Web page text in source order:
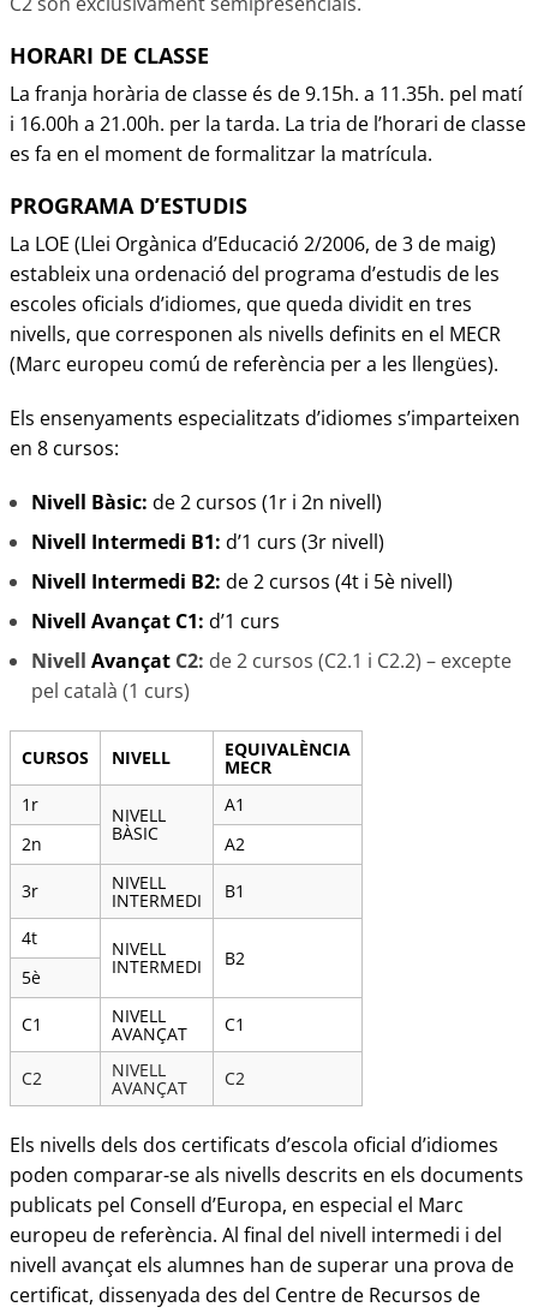
HORARI DE CLASSE
La franja horària de classe és de 9.15h. a 11.35h. pel matí
i 16.00h a 21.00h. per la tarda. La tria de l’horari de classe
es fa en el moment de formalitzar la matrícula.
PROGRAMA D’ESTUDIS
La LOE (Llei Orgànica d’Educació 2/2006, de 3 de maig)
estableix una ordenació del programa d’estudis de les
escoles oficials d’idiomes, que queda dividit en tres
nivells, que corresponen als nivells definits en el MECR
(Marc europeu comú de referència per a les llengües).
Els ensenyaments especialitzats d’idiomes s’imparteixen
en 8 cursos:
Nivell Bàsic: de 2 cursos (1r i 2n nivell)
Nivell Intermedi B1: d’1 curs (3r nivell)
Nivell Intermedi B2: de 2 cursos (4t i 5è nivell)
Nivell Avançat C1: d’1 curs
Nivell Avançat C2: de 2 cursos (C2.1 i C2.2) – excepte
pel català (1 curs)
CURSOS NIVELL EQUIVALÈNCIA
MECR
1r
NIVELL
BÀSIC
A1
2n
A2
3r NIVELL
INTERMEDI B1
4t NIVELL
INTERMEDI
B2
5è
C1 NIVELL
AVANÇAT C1
C2 NIVELL
AVANÇAT C2
Els nivells dels dos certificats d’escola oficial d’idiomes
poden comparar-se als nivells descrits en els documents
publicats pel Consell d’Europa, en especial el Marc
europeu de referència. Al final del nivell intermedi i del
nivell avançat els alumnes han de superar una prova de
certificat, dissenyada des del Centre de Recursos de